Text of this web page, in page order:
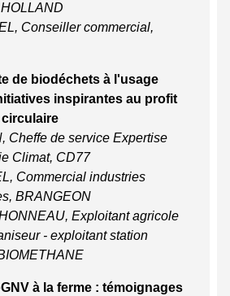
Conseiller commercial,
de biodéchets à l'usage
inspirantes au profit
Cheffe de service Expertise
Climat, CD77
Commercial industries
BRANGEON
Exploitant agricole
- exploitant station
à la ferme : témoignages